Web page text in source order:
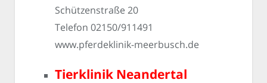
Schützenstraße 20
Telefon 02150/911491
www.pferdeklinik-meerbusch.de
Tierklinik Neandertal